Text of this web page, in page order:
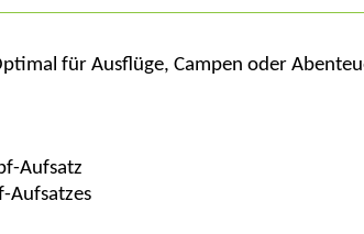
für Ausflüge, Campen oder Aben
Aufsatz
Aufsatzes